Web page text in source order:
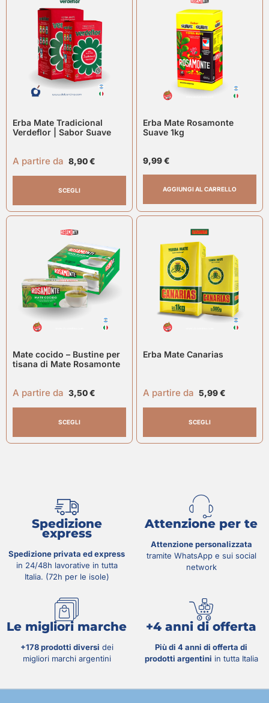
Erba Mate Tradicional
Verdeflor | Sabor Suave
A partire da 8,90€
SCEGLI
Erba Mate Rosamonte
Suave 1kg
9,99€
AGGIUNGI AL CARRELLO
Mate cocido – Bustine per
tisana di Mate Rosamonte
A partire da 3,50€
SCEGLI
Erba Mate Canarias
A partire da 5,99€
SCEGLI
Spedizione
express
Spedizione privata ed express
in 24/48h lavorative in tutta
Italia. (72h per le isole)
Attenzione per te
Attenzione personalizzata
tramite WhatsApp e sui social
network
Le migliori marche
+178 prodotti diversi dei
migliori marchi argentini
+4 anni di offerta
Più di 4 anni di offerta di
prodotti argentini in tutta Italia